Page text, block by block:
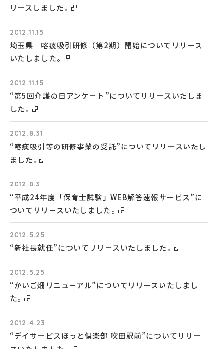
リースしました。
2012.11.15
埼玉県 喀痰吸引研修（第2期）開始についてリリース
いたしました。
2012.11.15
“第5回介護の日アンケート”についてリリースいたしま
した。
2012.8.31
“喀痰吸引等の研修事業の受託”についてリリースいたし
ました。
2012.8.3
“平成24年度「保育士試験」WEB解答速報サービス”に
ついてリリースいたしました。
2012.5.25
“新社長就任”についてリリースいたしました。
2012.5.25
“かいご畑リニューアル”についてリリースいたしまし
た。
2012.4.23
“デイサービスほっと倶楽部 吹田駅前”についてリリー